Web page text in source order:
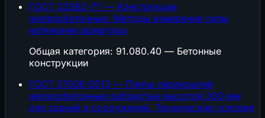
ГОСТ 22362-77 — Конструкции
железобетонные. Методы измерения силы
натяжения арматуры
Общая категория: 91.080.40 — Бетонные
конструкции
ГОСТ 21506-2013 — Плиты перекрытий
железобетонные ребристые высотой 300 мм
для зданий и сооружений. Технические условия